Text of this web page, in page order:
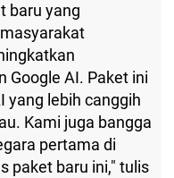
baru yang
Google AI. Paket ini
yang lebih canggih
Kami juga bangga
pertama di
paket baru ini," tulis